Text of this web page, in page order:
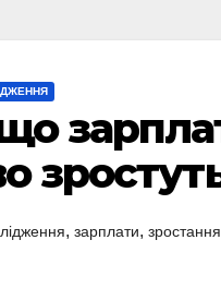
, зарплати, зростання